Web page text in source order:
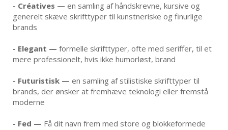
- Créatives — en samling af håndskrevne, kursive og
generelt skæve skrifttyper til kunstneriske og finurlige
brands
- Elegant — formelle skrifttyper, ofte med seriffer, til et
mere professionelt, hvis ikke humorløst, brand
- Futuristisk — en samling af stilistiske skrifttyper til
brands, der ønsker at fremhæve teknologi eller fremstå
moderne
- Fed — Få dit navn frem med store og blokkeformede